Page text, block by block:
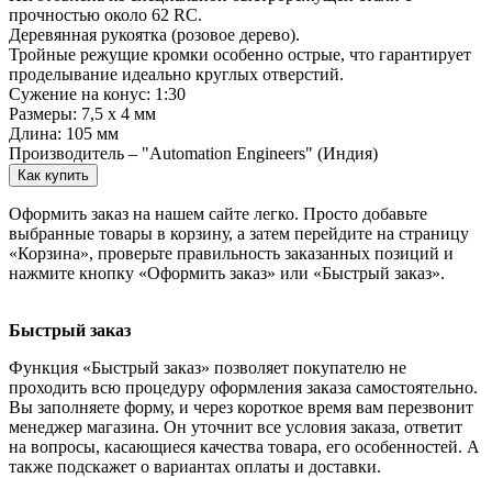
прочностью около 62 RC.
Деревянная рукоятка (розовое дерево).
Тройные режущие кромки особенно острые, что гарантирует
проделывание идеально круглых отверстий.
Сужение на конус: 1:30
Размеры: 7,5 х 4 мм
Длина: 105 мм
Производитель – "Automation Engineers" (Индия)
Как купить
Оформить заказ на нашем сайте легко. Просто добавьте
выбранные товары в корзину, а затем перейдите на страницу
«Корзина», проверьте правильность заказанных позиций и
нажмите кнопку «Оформить заказ» или «Быстрый заказ».
Быстрый заказ
Функция «Быстрый заказ» позволяет покупателю не
проходить всю процедуру оформления заказа самостоятельно.
Вы заполняете форму, и через короткое время вам перезвонит
менеджер магазина. Он уточнит все условия заказа, ответит
на вопросы, касающиеся качества товара, его особенностей. А
также подскажет о вариантах оплаты и доставки.